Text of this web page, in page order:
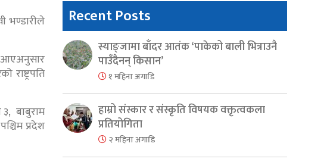
भण्डारीले
आएअनुसार
३, बाबुराम
प्रदेश
Recent Posts
स्याङ्जामा बाँदर आतंक ‘पाकेको बाली भित्राउनै
पाउँदैनन् किसान’
१ महिना अगाडि
हाम्रो संस्कार र संस्कृति विषयक वक्तृत्वकला
प्रतियोगिता
२ महिना अगाडि